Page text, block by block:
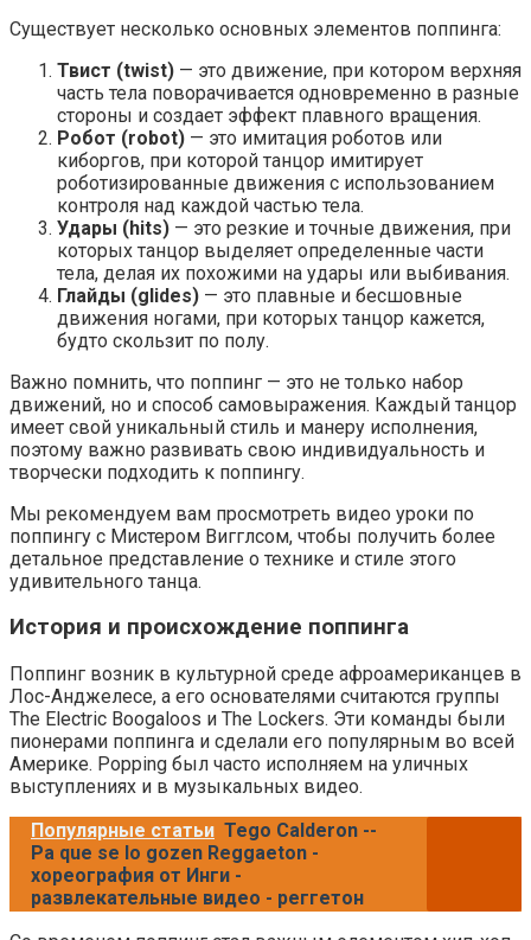
Существует несколько основных элементов поппинга:
Твист (twist) — это движение, при котором верхняя
часть тела поворачивается одновременно в разные
стороны и создает эффект плавного вращения.
Робот (robot) — это имитация роботов или
киборгов, при которой танцор имитирует
роботизированные движения с использованием
контроля над каждой частью тела.
Удары (hits) — это резкие и точные движения, при
которых танцор выделяет определенные части
тела, делая их похожими на удары или выбивания.
Глайды (glides) — это плавные и бесшовные
движения ногами, при которых танцор кажется,
будто скользит по полу.
Важно помнить, что поппинг — это не только набор
движений, но и способ самовыражения. Каждый танцор
имеет свой уникальный стиль и манеру исполнения,
поэтому важно развивать свою индивидуальность и
творчески подходить к поппингу.
Мы рекомендуем вам просмотреть видео уроки по
поппингу с Мистером Вигглсом, чтобы получить более
детальное представление о технике и стиле этого
удивительного танца.
История и происхождение поппинга
Поппинг возник в культурной среде афроамериканцев в
Лос-Анджелесе, а его основателями считаются группы
The Electric Boogaloos и The Lockers. Эти команды были
пионерами поппинга и сделали его популярным во всей
Америке. Popping был часто исполняем на уличных
выступлениях и в музыкальных видео.
Популярные статьи Tego Calderon --
Pa que se lo gozen Reggaeton -
хореография от Инги -
развлекательные видео - реггетон